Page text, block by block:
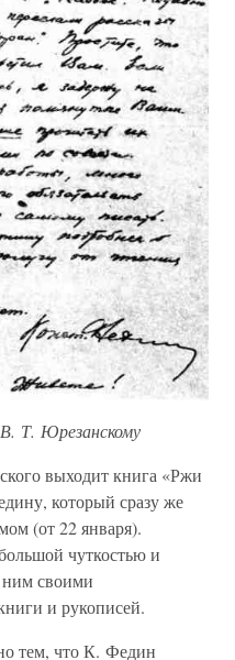
Т. Юрезанскому
выходит книга «Ржи
который сразу же
(от 22 января).
чуткостью и
ним своими
и рукописей.
тем, что К. Федин